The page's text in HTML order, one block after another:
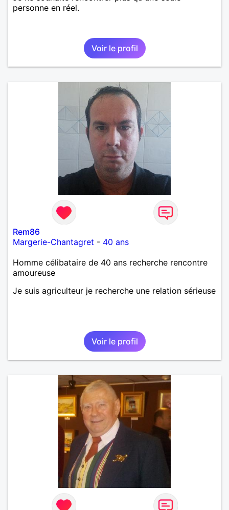
personne en réel.
Voir le profil
Rem86
Margerie-Chantagret - 40 ans
Homme célibataire de 40 ans recherche rencontre
amoureuse
Je suis agriculteur je recherche une relation sérieuse
Voir le profil